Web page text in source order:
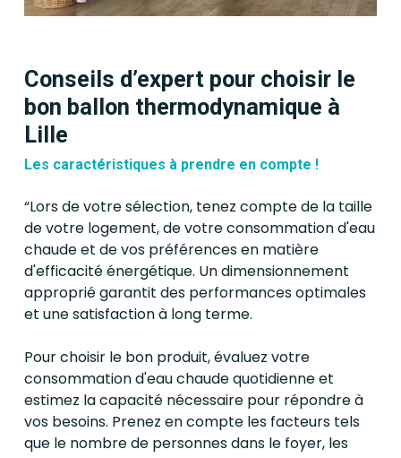
Conseils d’expert pour choisir le
bon ballon thermodynamique à
Lille
Les caractéristiques à prendre en compte !
“Lors de votre sélection, tenez compte de la taille
de votre logement, de votre consommation d'eau
chaude et de vos préférences en matière
d'efficacité énergétique. Un dimensionnement
approprié garantit des performances optimales
et une satisfaction à long terme.
Pour choisir le bon produit, évaluez votre
consommation d'eau chaude quotidienne et
estimez la capacité nécessaire pour répondre à
vos besoins. Prenez en compte les facteurs tels
que le nombre de personnes dans le foyer, les